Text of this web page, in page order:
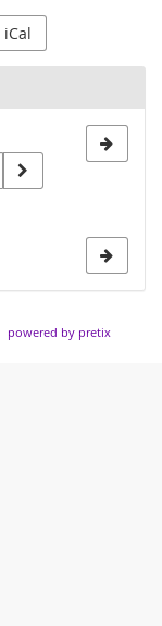
iCal
powered by pretix